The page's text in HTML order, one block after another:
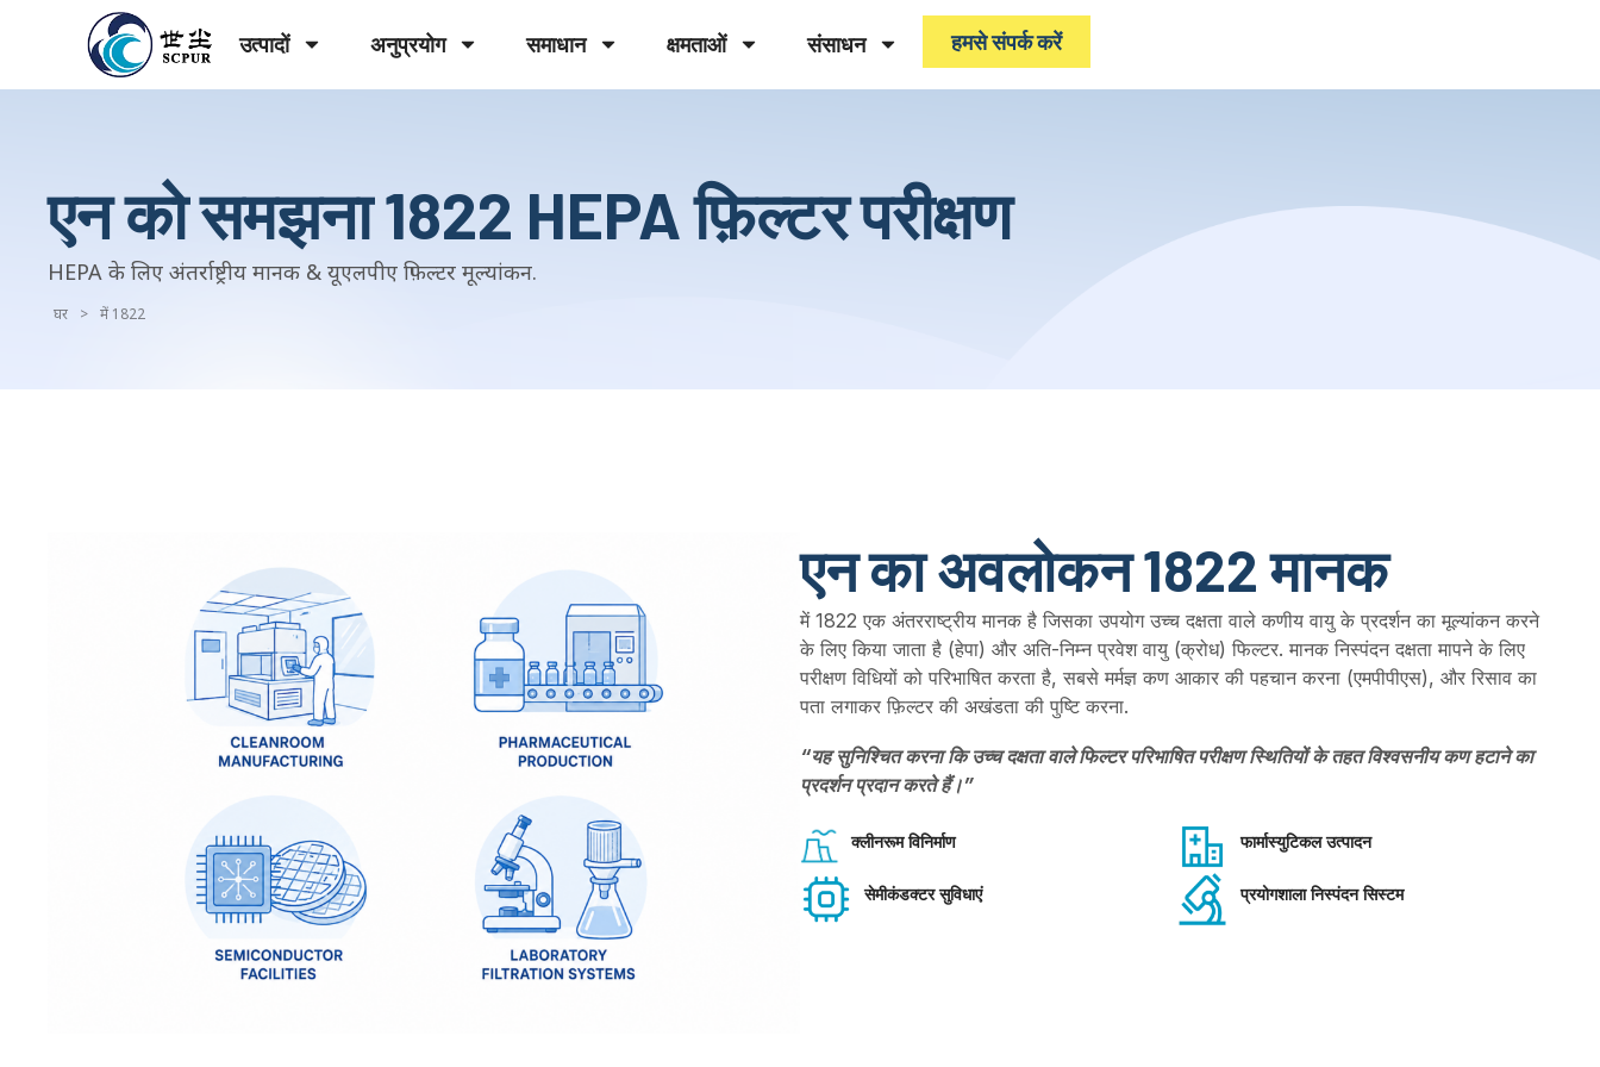
उत्पादों अनुप्रयोग समाधान क्षमताओं संसाधन हमसे संपर्क करें
एन को समझना 1822 HEPA फ़िल्टर परीक्षण
HEPA के लिए अंतर्राष्ट्रीय मानक & यूएलपीए फ़िल्टर मूल्यांकन.
घर > में 1822
एन का अवलोकन 1822 मानक
में 1822 एक अंतरराष्ट्रीय मानक है जिसका उपयोग उच्च दक्षता वाले कणीय वायु के प्रदर्शन का मूल्यांकन करने
के लिए किया जाता है (हेपा) और अति-निम्न प्रवेश वायु (क्रोध) फिल्टर. मानक निस्पंदन दक्षता मापने के लिए
परीक्षण विधियों को परिभाषित करता है, सबसे मर्मज्ञ कण आकार की पहचान करना (एमपीपीएस), और रिसाव का
पता लगाकर फ़िल्टर की अखंडता की पुष्टि करना.
“यह सुनिश्चित करना कि उच्च दक्षता वाले फिल्टर परिभाषित परीक्षण स्थितियों के तहत विश्वसनीय कण हटाने का
प्रदर्शन प्रदान करते हैं।”
क्लीनरूम विनिर्माण फार्मास्युटिकल उत्पादन
सेमीकंडक्टर सुविधाएं प्रयोगशाला निस्पंदन सिस्टम